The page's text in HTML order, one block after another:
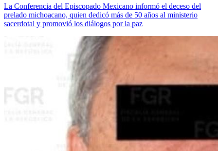
La Conferencia del Episcopado Mexicano informó el deceso del
prelado michoacano, quien dedicó más de 50 años al ministerio
sacerdotal y promovió los diálogos por la paz